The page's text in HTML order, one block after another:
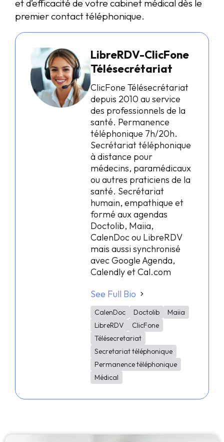
et d’efficacité de votre cabinet médical dès le
premier contact téléphonique.
LibreRDV-ClicFone
Télésecrétariat
ClicFone Télésecrétariat
depuis 2010 au service
des professionnels de la
santé. Permanence
téléphonique 7h/20h.
Secrétariat téléphonique
à distance pour
médecins, paramédicaux
ou autres praticiens de la
santé. Secrétariat
humain, empathique et
formé aux agendas
Doctolib, Maiia,
CalenDoc ou LibreRDV
mais aussi synchronisé
avec Google Agenda,
Calendly et Cal.com
See Full Bio
CalenDoc Doctolib
Maiia
LibreRDV
ClicFone
Télésecretariat
Secretariat téléphonique
Permanence téléphonique
Médical